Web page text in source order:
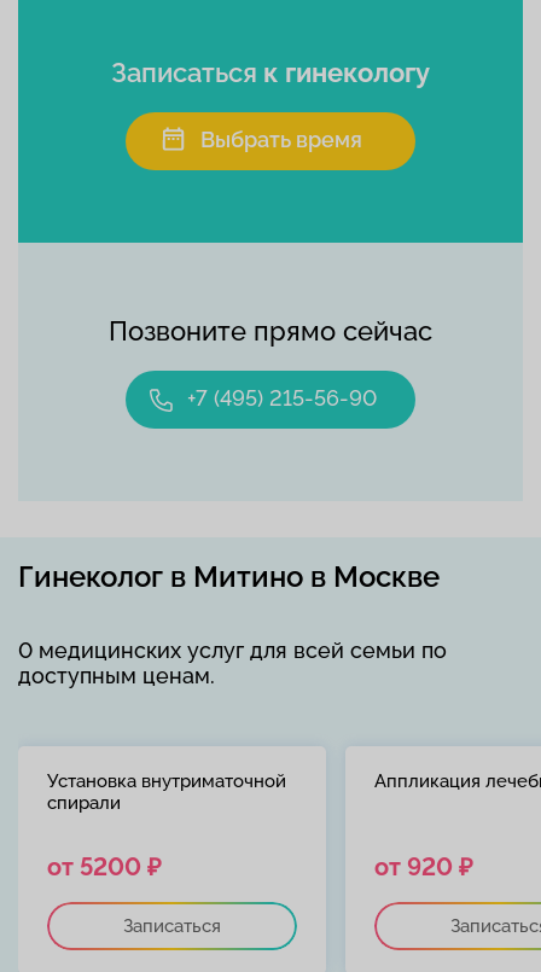
Позвоните прямо сейчас
+7 (495) 215-56-90
Записаться к гинекологу
Выбрать время
Гинеколог в Митино в Москве
0 медицинских услуг для всей семьи по
доступным ценам.
Установка внутриматочной
спирали
от 5200 ₽
Записаться
Аппликация
от 920 ₽